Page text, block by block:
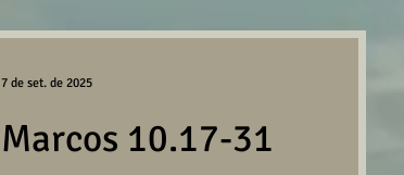
Marcos 10.17-31
7 de set. de 2025